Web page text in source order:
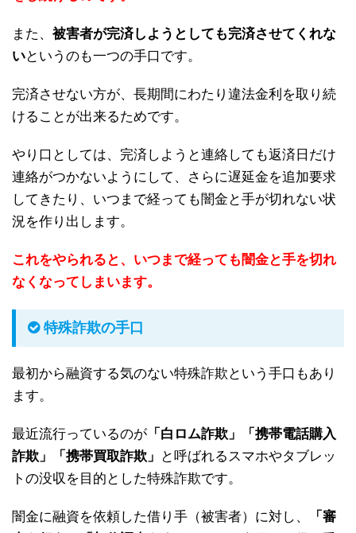
また、 被害者が完済しようとしても完済させてくれな
いというのも一つの手口です。
完済させない方が、長期間にわたり違法金利を取り続
けることが出来るためです。
やり口としては、完済しようと連絡しても返済日だけ
連絡がつかないようにして、さらに遅延金を追加要求
してきたり、いつまで経っても闇金と手が切れない状
況を作り出します。
これをやられると、いつまで経っても闇金と手を切れ
なくなってしまいます。
特殊詐欺の手口
最初から融資する気のない特殊詐欺という手口もあり
ます。
最近流行っているのが 「白ロム詐欺」「携帯電話購入
詐欺」「携帯買取詐欺」
と呼ばれるスマホやタブレッ
トの没収を目的とした特殊詐欺です。
闇金に融資を依頼した借り手（被害者）に対し、
「審